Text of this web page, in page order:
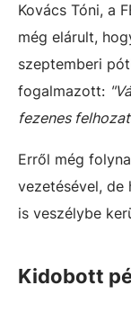
Kovács Tóni, a
még elárult,
szeptemberi
fogalmazott:
fezenes
Erről még
vezetésével, de
is veszélybe
Kidobott